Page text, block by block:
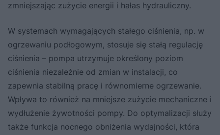
zmniejszając zużycie energii i hałas hydrauliczny.
W systemach wymagających stałego ciśnienia, np. w
ogrzewaniu podłogowym, stosuje się stałą regulację
ciśnienia – pompa utrzymuje określony poziom
ciśnienia niezależnie od zmian w instalacji, co
zapewnia stabilną pracę i równomierne ogrzewanie.
Wpływa to również na mniejsze zużycie mechaniczne i
wydłużenie żywotności pompy. Do optymalizacji służy
także funkcja nocnego obniżenia wydajności, która